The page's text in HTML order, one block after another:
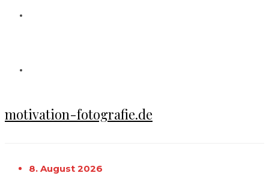
motivation-fotografie.de
8. August 2026